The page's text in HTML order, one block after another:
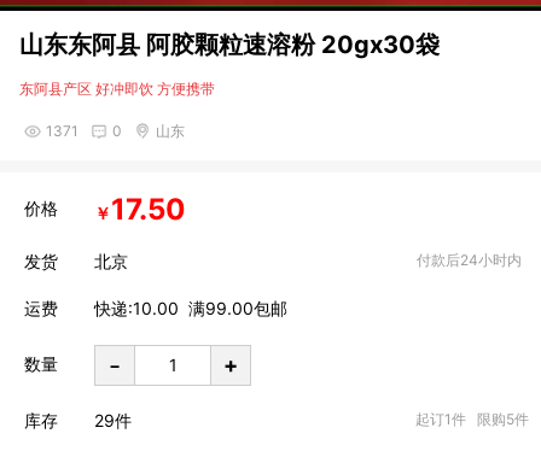
山东东阿县 阿胶颗粒速溶粉 20gx30袋
东阿县产区 好冲即饮 方便携带
1371 0 山东
价格 ￥17.50
发货 北京 付款后24小时内
运费 快递:10.00 满99.00包邮
数量 - +
库存 29件 起订1件 限购5件